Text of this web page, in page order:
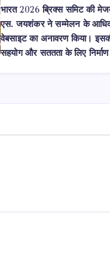
भारत 2026 ब्रिक्स समिट की
एस. जयशंकर ने सम्मेलन के
वेबसाइट का अनावरण किया।
सहयोग और सततता के लिए